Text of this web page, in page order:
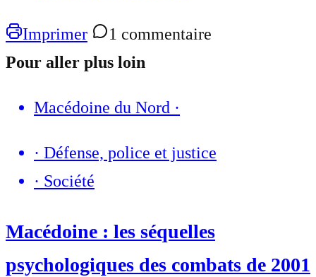
Imprimer
1 commentaire
Pour aller plus loin
Macédoine du Nord ·
· Défense, police et justice
· Société
Macédoine : les séquelles
psychologiques des combats de 2001